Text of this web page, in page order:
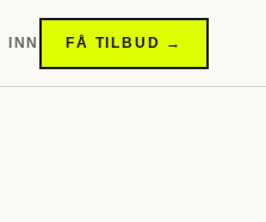
INN FÅ TILBUD →